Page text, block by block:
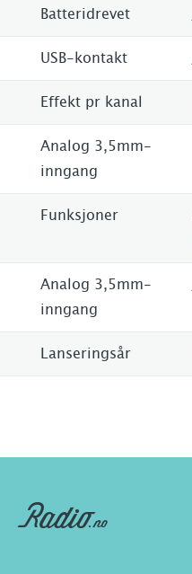
Batteridrevet
USB-kontakt
Effekt pr kanal
Analog 3,5mm-
inngang
Funksjoner
Analog 3,5mm-
inngang
Lanseringsår